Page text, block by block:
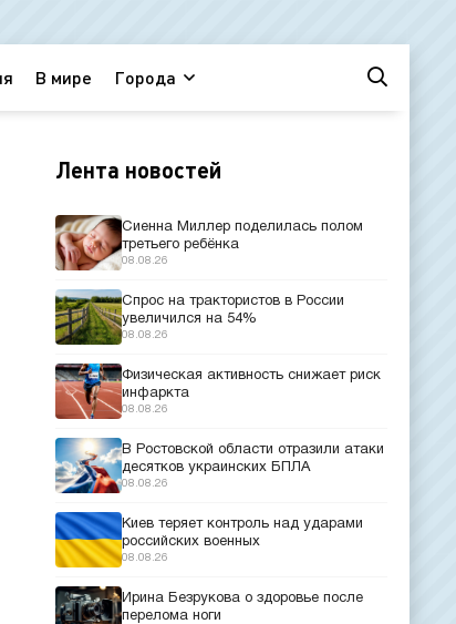
В мире Города
Лента новостей
Сиенна Миллер поделилась полом
третьего ребёнка
08.08.26
Спрос на трактористов в России
увеличился на 54%
08.08.26
Физическая активность снижает риск
инфаркта
08.08.26
В Ростовской области отразили атаки
десятков украинских БПЛА
08.08.26
Киев теряет контроль над ударами
российских военных
08.08.26
Ирина Безрукова о здоровье после
перелома ноги